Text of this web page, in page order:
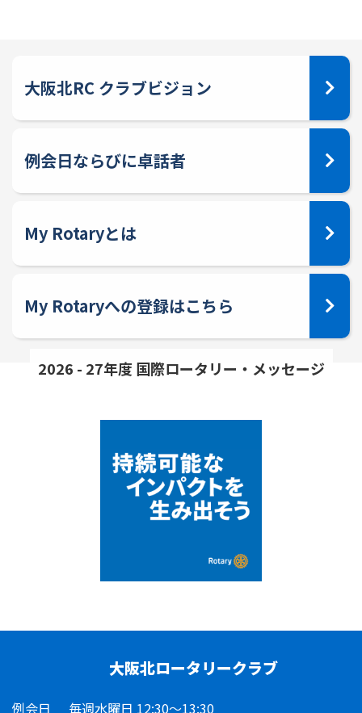
大阪北RC クラブビジョン
例会日ならびに卓話者
My Rotaryとは
My Rotaryへの登録はこちら
2026 - 27年度 国際ロータリー・メッセージ
大阪北ロータリークラブ
例会日 毎週水曜日 12:30～13:30